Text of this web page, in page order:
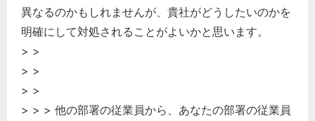
異なるのかもしれませんが、貴社がどうしたいのかを
明確にして対処されることがよいかと思います。
> >
> >
> >
> > > 他の部署の従業員から、あなたの部署の従業員